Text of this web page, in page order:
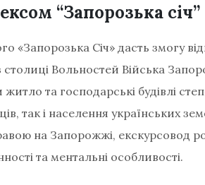
“Запорозька січ”
«Запорозька Січ» дасть змогу
Вольностей Війська
та господарські будівлі
так і населення українських
на Запорожжі, екскурсовод
та ментальні особливості.